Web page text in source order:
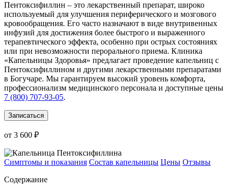
Пентоксифиллин – это лекарственный препарат, широко
используемый для улучшения периферического и мозгового
кровообращения. Его часто назначают в виде внутривенных
инфузий для достижения более быстрого и выраженного
терапевтического эффекта, особенно при острых состояниях
или при невозможности перорального приема. Клиника
«Капельницы Здоровья» предлагает проведение капельниц с
Пентоксифиллином и другими лекарственными препаратами
в Богучаре. Мы гарантируем высокий уровень комфорта,
профессионализм медицинского персонала и доступные цены
7 (800) 707-93-05.
Записаться
от 3 600 ₽
Симптомы и показания Состав капельницы Цены Отзывы
Содержание